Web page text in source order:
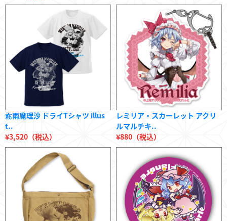
霧雨魔理沙 ドライTシャツ illus
t..
¥3,520（税込）
レミリア・スカーレット アクリ
ルマルチキ..
¥880（税込）